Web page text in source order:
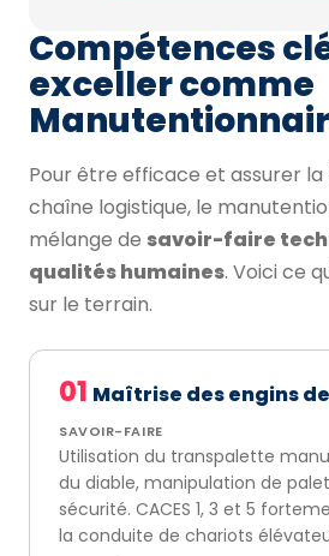
Compétences
exceller comme
Pour être efficace et assurer la
chaîne logistique, le
mélange de savoir-faire
qualités humaines. Voici ce
sur le terrain.
01 Maîtrise des engins
SAVOIR-FAIRE
Utilisation du transpalette
du diable, manipulation de
sécurité. CACES 1, 3 et 5
la conduite de chariots